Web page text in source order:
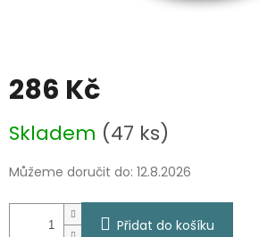
286 Kč
cena:
Skladem (47 ks)
Můžeme doručit do: 12.8.2026
Přidat do košíku